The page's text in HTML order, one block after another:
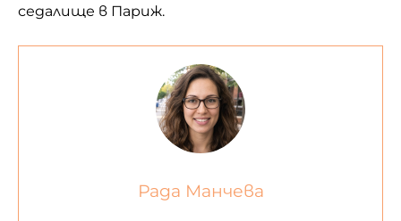
седалище в Париж.
Рада Манчева